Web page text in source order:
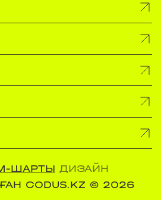
ШАРТЫ ДИЗАЙН
CODUS.KZ © 2026